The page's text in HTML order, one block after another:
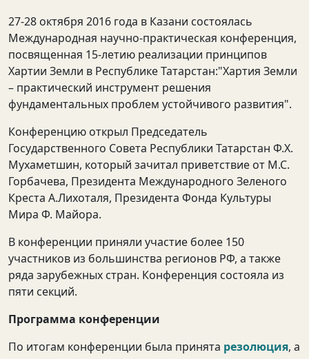
27-28 октября 2016 года в Казани состоялась
Международная научно-практическая конференция,
посвященная 15-летию реализации принципов
Хартии Земли в Республике Татарстан:"Хартия Земли
– практический инструмент решения
фундаментальных проблем устойчивого развития".
Конференцию открыл Председатель
Государственного Совета Республики Татарстан Ф.Х.
Мухаметшин, который зачитал приветствие от М.С.
Горбачева, Президента Международного Зеленого
Креста А.Лихоталя, Президента Фонда Культуры
Мира Ф. Майора.
В конференции приняли участие более 150
участников из большинства регионов РФ, а также
ряда зарубежных стран. Конференция состояла из
пяти секций.
Программа конференции
По итогам конференции была принята резолюция, а